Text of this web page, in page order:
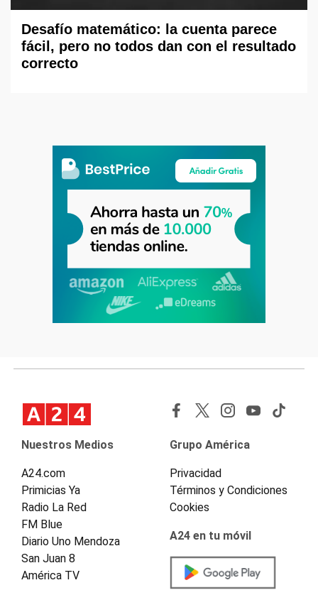
Desafío matemático: la cuenta parece
fácil, pero no todos dan con el resultado
correcto
Nuestros Medios
A24.com
Primicias Ya
Radio La Red
FM Blue
Diario Uno Mendoza
San Juan 8
América TV
Grupo América
Privacidad
Términos y Condiciones
Cookies
A24 en tu móvil